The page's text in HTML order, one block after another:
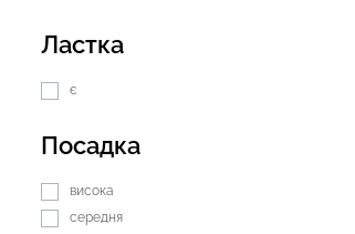
Ластка
є
Посадка
висока
середня